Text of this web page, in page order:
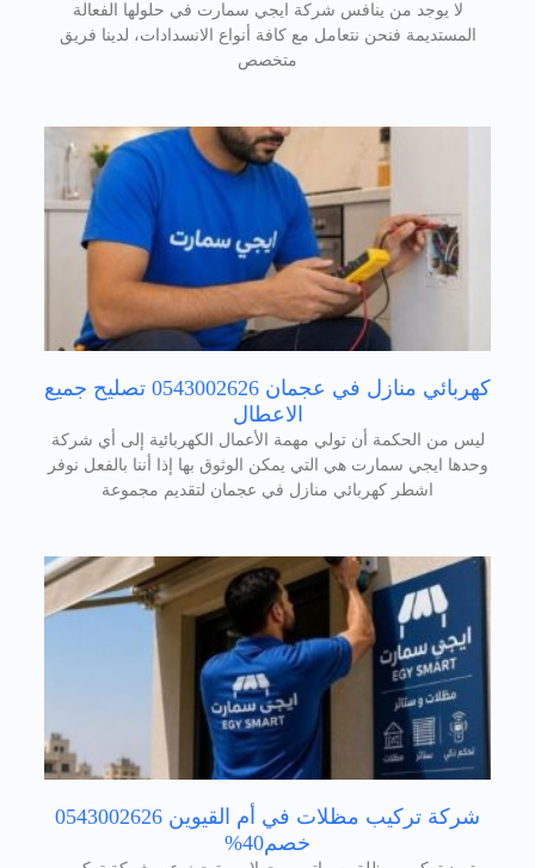
لا يوجد من ينافس شركة ايجي سمارت في حلولها الفعالة
المستديمة فنحن نتعامل مع كافة أنواع الانسدادات، لدينا فريق
متخصص
كهربائي منازل في عجمان 0543002626 تصليح جميع
الاعطال
ليس من الحكمة أن تولي مهمة الأعمال الكهربائية إلى أي شركة
وحدها ايجي سمارت هي التي يمكن الوثوق بها إذا أننا بالفعل نوفر
اشطر كهربائي منازل في عجمان لتقديم مجموعة
شركة تركيب مظلات في أم القيوين 0543002626
خصم40%